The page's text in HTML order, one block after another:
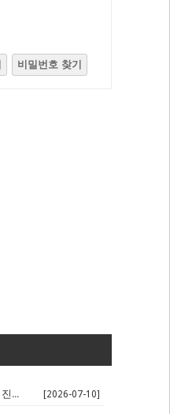
비밀번호 찾기
🌍 경기 AI 스타트업 해외 진출 판... [2026-07-10]